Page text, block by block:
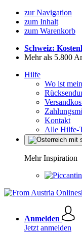
zur Navigation
zum Inhalt
zum Warenkorb
Schweiz:
Mehr als 5.800
Hilfe
Wo ist
Kontakt
Alle Hilfe-
Mehr Inspiration
Anmelden
Jetzt anmelden